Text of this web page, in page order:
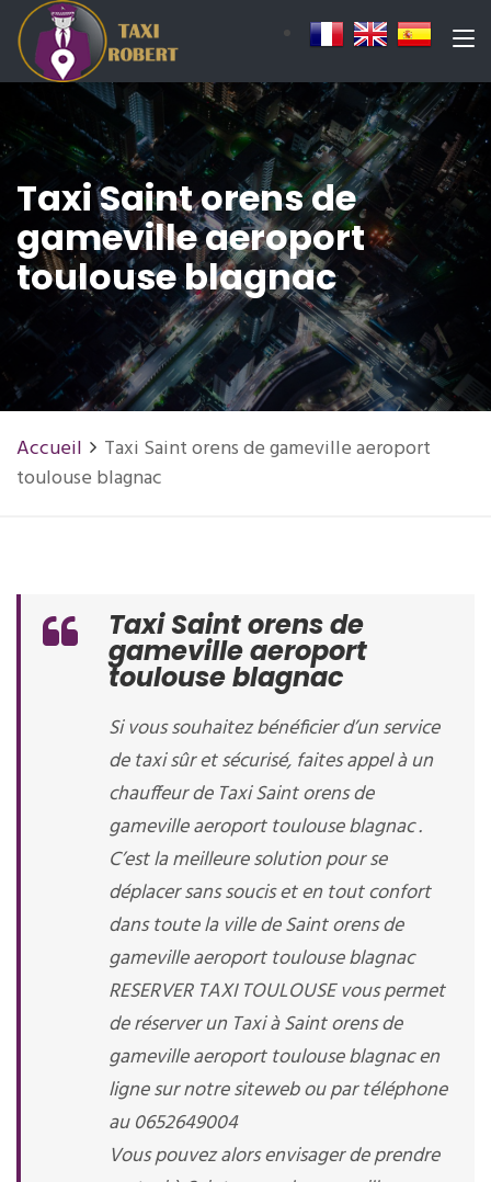
Taxi Saint orens de
gameville aeroport
toulouse blagnac
Accueil
Taxi Saint orens de gameville aeroport
toulouse blagnac
Taxi Saint orens de
gameville aeroport
toulouse blagnac
Si vous souhaitez bénéficier d’un service
de taxi sûr et sécurisé, faites appel à un
chauffeur de Taxi Saint orens de
gameville aeroport toulouse blagnac .
C’est la meilleure solution pour se
déplacer sans soucis et en tout confort
dans toute la ville de Saint orens de
gameville aeroport toulouse blagnac
RESERVER TAXI TOULOUSE vous permet
de réserver un Taxi à Saint orens de
gameville aeroport toulouse blagnac en
ligne sur notre siteweb ou par téléphone
au 0652649004
Vous pouvez alors envisager de prendre